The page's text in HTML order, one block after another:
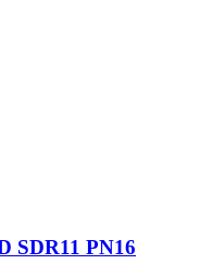
SDR11 PN16